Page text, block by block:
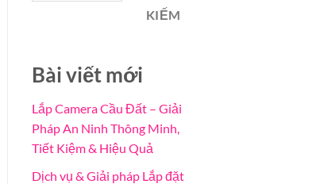
KIẾM
Bài viết mới
Lắp Camera Cầu Đất – Giải
Pháp An Ninh Thông Minh,
Tiết Kiệm & Hiệu Quả
Dịch vụ & Giải pháp Lắp đặt